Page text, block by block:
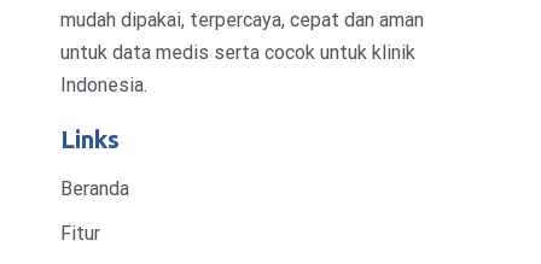
mudah dipakai, terpercaya, cepat dan aman
untuk data medis serta cocok untuk klinik
Indonesia.
Links
Beranda
Fitur